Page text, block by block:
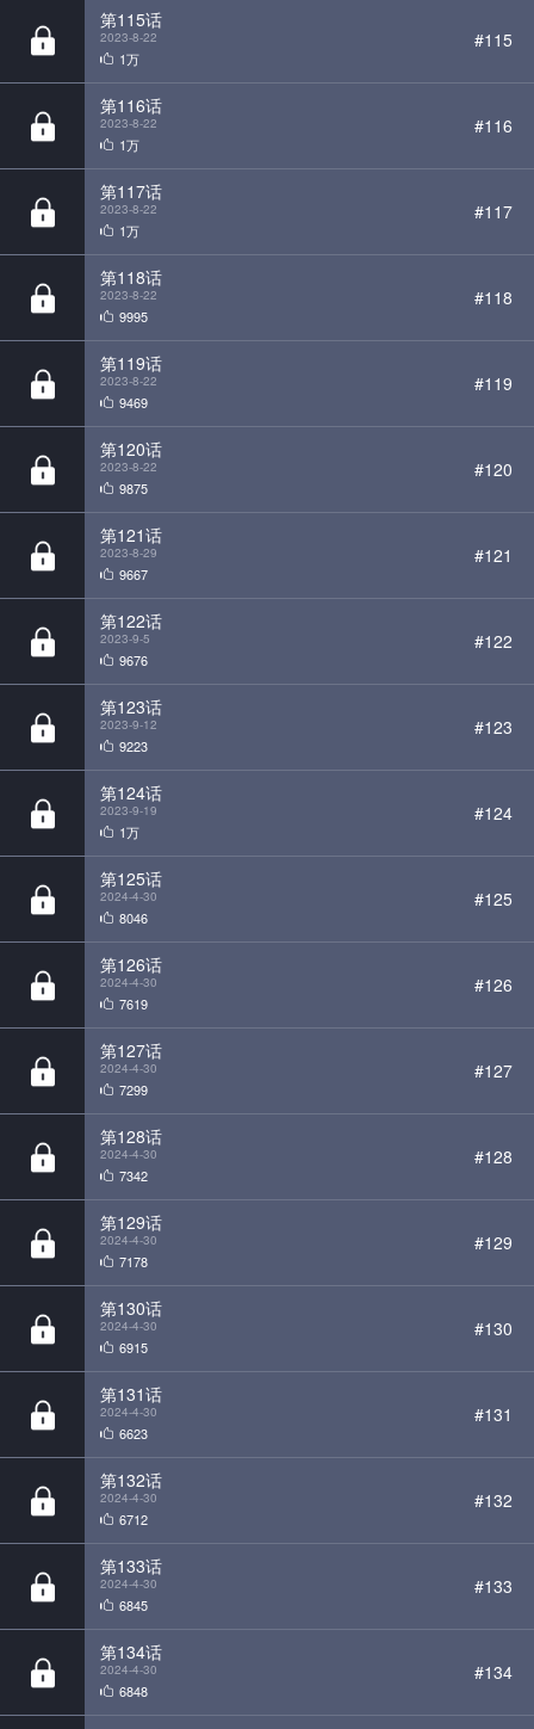
第116话
2023-8-22
1万
#116
第117话
2023-8-22
1万
#117
第118话
2023-8-22
9995
#118
第119话
2023-8-22
9469
#119
第120话
2023-8-22
9875
#120
第121话
2023-8-29
9667
#121
第122话
2023-9-5
9676
#122
第123话
2023-9-12
9223
#123
第124话
2023-9-19
1万
#124
第125话
2024-4-30
8046
#125
第126话
2024-4-30
7619
#126
第127话
2024-4-30
7299
#127
第128话
2024-4-30
7342
#128
第129话
2024-4-30
7178
#129
第130话
2024-4-30
6915
#130
第131话
2024-4-30
6623
#131
第132话
2024-4-30
6712
#132
第133话
2024-4-30
6845
#133
第134话
2024-4-30
6848
#134
第135话
2024-4-30
6667
#135